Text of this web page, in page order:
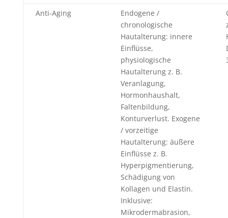
Anti-Aging
Endogene /
chronologische
Hautalterung: innere
Einflüsse,
physiologische
Hautalterung z. B.
Veranlagung,
Hormonhaushalt,
Faltenbildung,
Konturverlust. Exogene
/ vorzeitige
Hautalterung: äußere
Einflüsse z. B.
Hyperpigmentierung,
Schädigung von
Kollagen und Elastin.
Inklusive:
Mikrodermabrasion,